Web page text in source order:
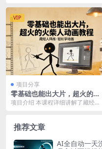
赚个四位数轻轻松松，...
VIP
项目分享
零基础也能出大片，超火的火
柴人动画教程（藏经人风格）
项目介绍 本课程详细讲解了藏经人
推荐文章
AI全自动一天